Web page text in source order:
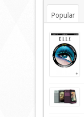
Popular